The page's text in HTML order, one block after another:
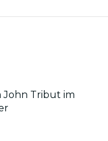
John Tribut im